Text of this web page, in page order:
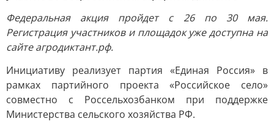
Федеральная акция пройдет с 26 по 30 мая.
Регистрация участников и площадок уже доступна на
сайте агродиктант.рф.
Инициативу реализует партия «Единая Россия» в
рамках партийного проекта «Российское село»
совместно с Россельхозбанком при поддержке
Министерства сельского хозяйства РФ.